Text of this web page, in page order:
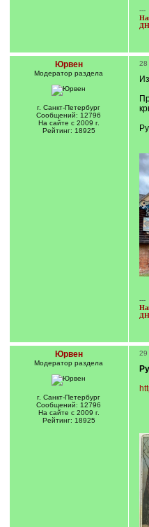
---
Юрвен
Модератор раздела
г. Санкт-Петербург
Сообщений: 12796
На сайте с 2009 г.
Рейтинг: 18925
28
---
Юрвен
Модератор раздела
г. Санкт-Петербург
Сообщений: 12796
На сайте с 2009 г.
Рейтинг: 18925
29